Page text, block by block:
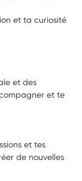
et ta curiosité
et des
et te
et tes
de nouvelles